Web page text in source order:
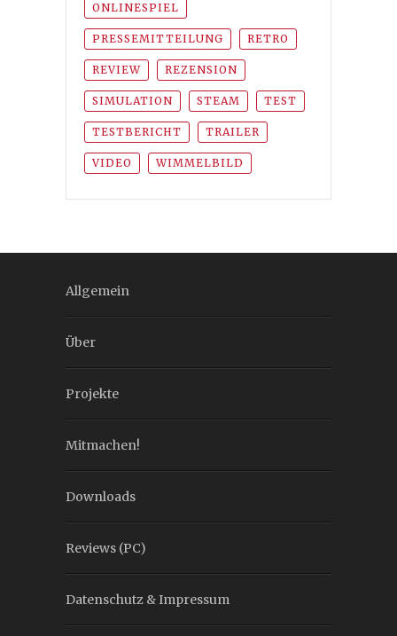
ONLINESPIEL
PRESSEMITTEILUNG RETRO
REVIEW REZENSION
SIMULATION STEAM TEST
TESTBERICHT TRAILER
VIDEO WIMMELBILD
Allgemein
Über
Projekte
Mitmachen!
Downloads
Reviews (PC)
Datenschutz & Impressum